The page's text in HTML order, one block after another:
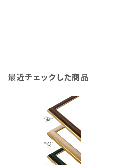
最近チェックした商品